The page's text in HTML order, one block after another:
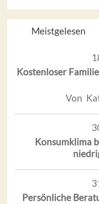
Meistgelesen
Kostenloser
Von
Konsumklima
Persönliche